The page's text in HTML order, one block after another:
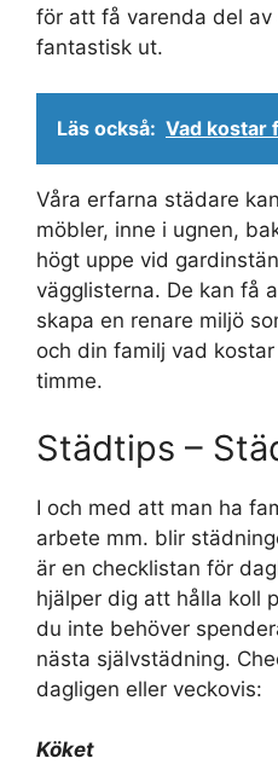
för att få varenda del
fantastisk ut.
Läs också: Vad kostar
Våra erfarna städare kan
möbler, inne i ugnen,
högt uppe vid
vägglisterna. De kan få
skapa en renare miljö
och din familj vad
timme.
Städtips –
I och med att man ha
arbete mm. blir
är en checklistan för
hjälper dig att hålla koll
du inte behöver
nästa självstädning.
dagligen eller veckovis:
Köket